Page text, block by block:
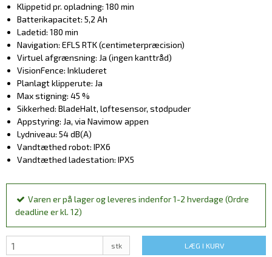
Klippetid pr. opladning: 180 min
Batterikapacitet: 5,2 Ah
Ladetid: 180 min
Navigation: EFLS RTK (centimeterpræcision)
Virtuel afgrænsning: Ja (ingen kanttråd)
VisionFence: Inkluderet
Planlagt klipperute: Ja
Max stigning: 45 %
Sikkerhed: BladeHalt, løftesensor, stødpuder
Appstyring: Ja, via Navimow appen
Lydniveau: 54 dB(A)
Vandtæthed robot: IPX6
Vandtæthed ladestation: IPX5
Varen er på lager og leveres indenfor 1-2 hverdage (Ordre
deadline er kl. 12)
stk LÆG I KURV